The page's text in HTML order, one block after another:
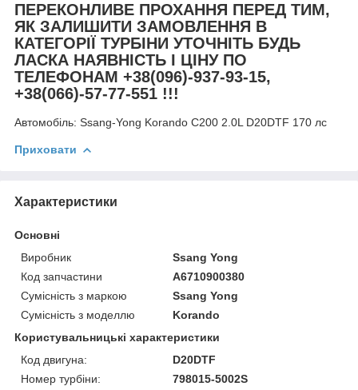
ПЕРЕКОНЛИВЕ ПРОХАННЯ ПЕРЕД ТИМ,
ЯК ЗАЛИШИТИ ЗАМОВЛЕННЯ В
КАТЕГОРІЇ ТУРБІНИ УТОЧНІТЬ БУДЬ
ЛАСКА НАЯВНІСТЬ І ЦІНУ ПО
ТЕЛЕФОНАМ +38(096)-937-93-15,
+38(066)-57-77-551 !!!
Автомобіль: Ssang-Yong Korando C200 2.0L D20DTF 170 лс
Приховати
Характеристики
Основні
Виробник
Ssang Yong
Код запчастини
A6710900380
Сумісність з маркою
Ssang Yong
Сумісність з моделлю
Korando
Користувальницькі характеристики
Код двигуна:
D20DTF
Номер турбіни:
798015-5002S